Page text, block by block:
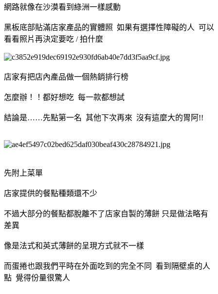
網路就像在沙漠看到綠洲一樣感動
黑板底部貼滿店家產品的實體照 如果有選擇性障礙的人 可以
看看照片再決定要吃 / 拍什麼
店家有把店內產品做一個熱銷排行榜
怎麼辦！！都好想吃 每一款都想試
結論是……先點第一名 其他下次再來 沒有這麼大的胃阿!!
先附上菜單
店家提供的餐點種類還不少
不過大部分的餐點都脫離不了店家自製的薄餅 只是做法略有
差異
像是法式和英式薄餅的呈現方式就不一樣
而蛋捲也跟我們平時在外面吃到的完全不同 看到隔壁桌的人
點 覺得份量很驚人